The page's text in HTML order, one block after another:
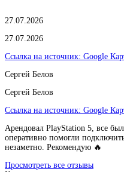
27.07.2026
27.07.2026
Ссылка на источник: Google
Сергей Белов
Сергей Белов
Ссылка на источник: Google
Арендовал PlayStation 5, все
оперативно помогли
незаметно. Рекомендую 🔥
Просмотреть все отзывы